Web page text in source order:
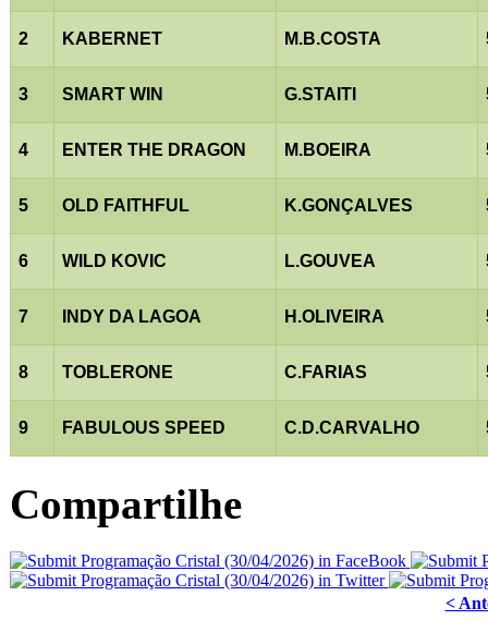
2 KABERNET M.B.COSTA
3 SMART WIN G.STAITI
4 ENTER THE DRAGON M.BOEIRA
5 OLD FAITHFUL K.GONÇALVES
6 WILD KOVIC L.GOUVEA
7 INDY DA LAGOA H.OLIVEIRA
8 TOBLERONE C.FARIAS
9 FABULOUS SPEED C.D.CARVALHO
Compartilhe
<